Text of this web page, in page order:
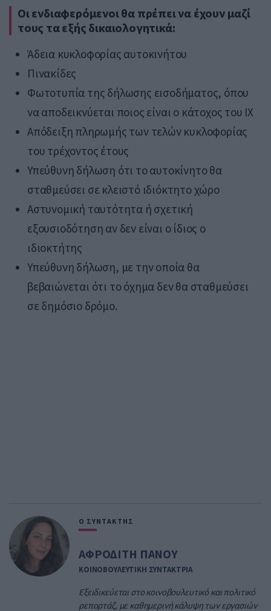
Οι ενδιαφερόμενοι θα πρέπει να έχουν μαζί
τους τα εξής δικαιολογητικά:
Άδεια κυκλοφορίας αυτοκινήτου
Πινακίδες
Φωτοτυπία της δήλωσης εισοδήματος, όπου
να αποδεικνύεται ποιος είναι ο κάτοχος του ΙΧ
Απόδειξη πληρωμής των τελών κυκλοφορίας
του τρέχοντος έτους
Υπεύθυνη δήλωση ότι το αυτοκίνητο θα
σταθμεύσει σε κλειστό ιδιόκτητο χώρο
Αστυνομική ταυτότητα ή σχετική
εξουσιοδότηση αν δεν είναι ο ίδιος ο
ιδιοκτήτης
Υπεύθυνη δήλωση, με την οποία θα
βεβαιώνεται ότι το όχημα δεν θα σταθμεύσει
σε δημόσιο δρόμο.
Ο ΣΥΝΤΑΚΤΗΣ
ΑΦΡΟΔΙΤΗ ΠΑΝΟΥ
ΚΟΙΝΟΒΟΥΛΕΥΤΙΚΗ ΣΥΝΤΑΚΤΡΙΑ
Εξειδικεύεται στο κοινοβουλευτικό και πολιτικό
ρεπορτάζ, με καθημερινή κάλυψη των εργασιών